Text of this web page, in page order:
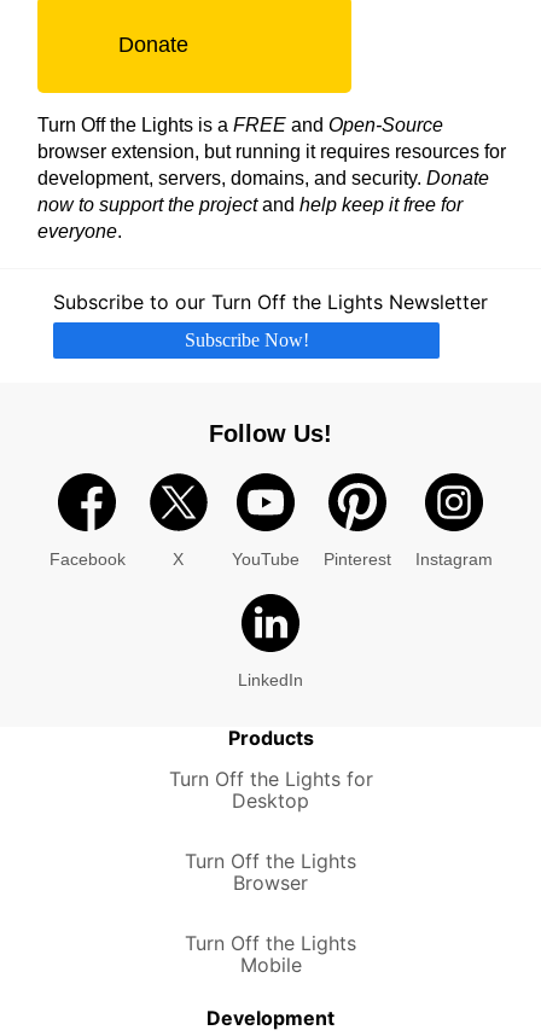
Donate
Turn Off the Lights is a FREE and Open-Source
browser extension, but running it requires resources for
development, servers, domains, and security. Donate
now to support the projectand help keep it free for
everyone.
Subscribe to our Turn Off the Lights Newsletter
Subscribe Now!
Follow Us!
Facebook X YouTube Pinterest Instagram
LinkedIn
Products
Turn Off the Lights for
Desktop
Turn Off the Lights
Browser
Turn Off the Lights
Mobile
Development